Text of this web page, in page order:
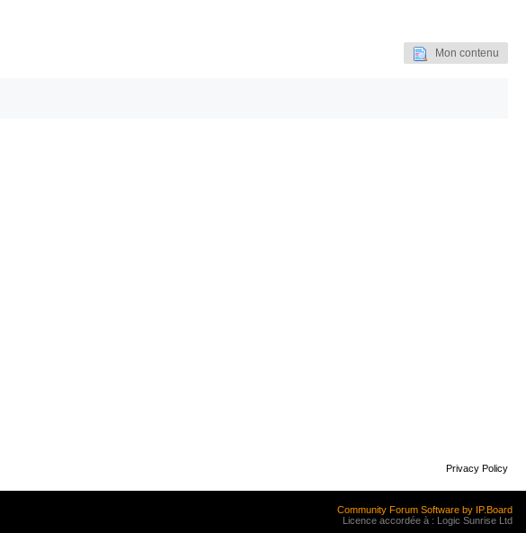
Mon contenu
Privacy Policy
Community Forum Software by IP.Board
Licence accordée à : Logic Sunrise Ltd